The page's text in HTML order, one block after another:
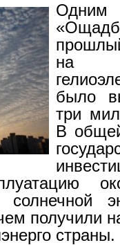
на
было
три
В
получили
страны.